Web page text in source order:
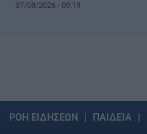
07/08/2026 - 09:19
ΡΟΗ ΕΙΔΗΣΕΩΝ ΠΑΙΔΕΙΑ